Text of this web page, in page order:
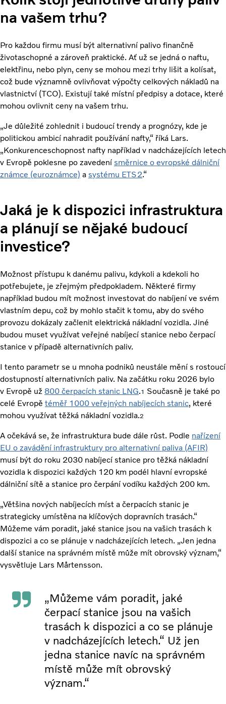
na vašem trhu?
Pro každou firmu musí být alternativní palivo finančně
životaschopné a zároveň praktické. Ať už se jedná o naftu,
elektřinu, nebo plyn, ceny se mohou mezi trhy lišit a kolísat,
což bude významně ovlivňovat výpočty celkových nákladů na
vlastnictví (TCO). Existují také místní předpisy a dotace, které
mohou ovlivnit ceny na vašem trhu.
„Je důležité zohlednit i budoucí trendy a prognózy, kde je
politickou ambicí nahradit používání nafty,“ říká Lars.
„Konkurenceschopnost nafty například v nadcházejících letech
v Evropě poklesne po zavedení směrnice o evropské dálniční
známce (euroznámce) a systému ETS2.“
Jaká je k dispozici infrastruktura
a plánují se nějaké budoucí
investice?
Možnost přístupu k danému palivu, kdykoli a kdekoli ho
potřebujete, je zřejmým předpokladem. Některé firmy
například budou mít možnost investovat do nabíjení ve svém
vlastním depu, což by mohlo stačit k tomu, aby do svého
provozu dokázaly začlenit elektrická nákladní vozidla. Jiné
budou muset využívat veřejné nabíjecí stanice nebo čerpací
stanice v případě alternativních paliv.
I tento parametr se u mnoha podniků neustále mění s rostoucí
dostupností alternativních paliv. Na začátku roku 2026 bylo
v Evropě už 800 čerpacích stanic LNG.1 Současně je také po
celé Evropě téměř 1000 veřejných nabíjecích stanic, které
mohou využívat těžká nákladní vozidla.2
A očekává se, že infrastruktura bude dále růst. Podle nařízení
EU o zavádění infrastruktury pro alternativní paliva (AFIR)
musí být do roku 2030 nabíjecí stanice pro těžká nákladní
vozidla k dispozici každých 120 km podél hlavní evropské
dálniční sítě a stanice pro čerpání vodíku každých 200 km.
„Většina nových nabíjecích míst a čerpacích stanic je
strategicky umístěna na klíčových dopravních trasách.“
Můžeme vám poradit, jaké stanice jsou na vašich trasách k
dispozici a co se plánuje v nadcházejících letech. „Jen jedna
další stanice na správném místě může mít obrovský význam,“
vysvětluje Lars Mårtensson.
„Můžeme vám poradit, jaké
čerpací stanice jsou na vašich
trasách k dispozici a co se plánuje
v nadcházejících letech.“ Už jen
jedna stanice navíc na správném
místě může mít obrovský
význam.“